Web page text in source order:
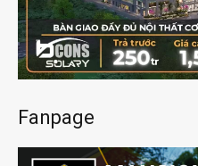
Fanpage